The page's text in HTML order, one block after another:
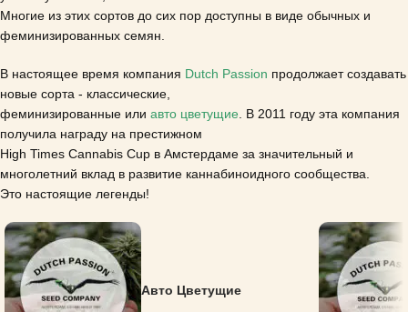
Многие из этих сортов до сих пор доступны в виде обычных и
феминизированных семян.
В настоящее время компания Dutch Passion продолжает создавать
новые сорта - классические,
феминизированные или авто цветущие . В 2011 году эта компания
получила награду на престижном
High Times Cannabis Cup в Амстердаме за значительный и
многолетний вклад в развитие каннабиноидного сообщества.
Это настоящие легенды!
Авто Цветущие